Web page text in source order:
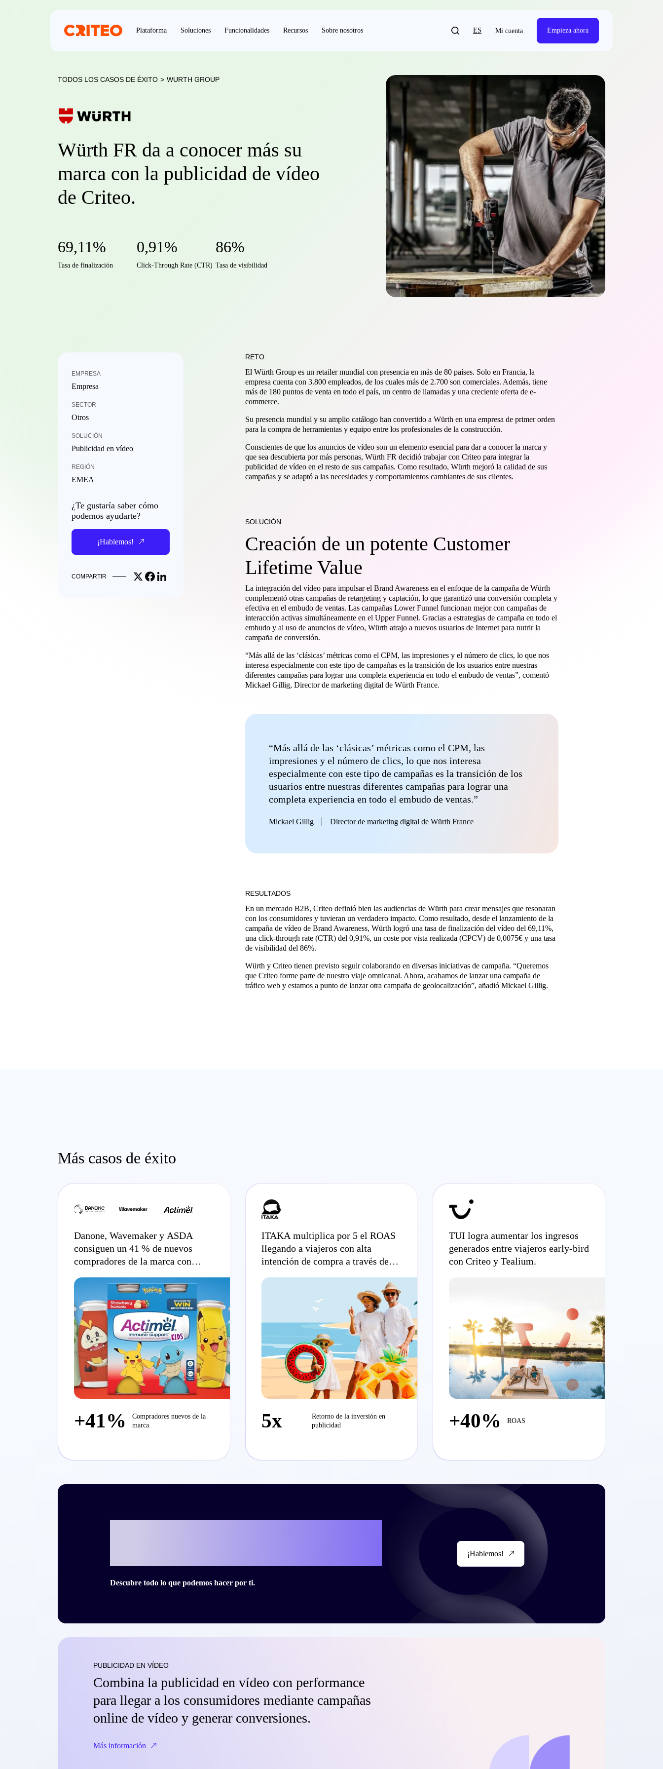
Plataforma Soluciones Funcionalidades Recursos Sobre nosotros ES Mi cuenta Empieza ahora
TODOS LOS CASOS DE ÉXITO > WURTH GROUP
Würth FR da a conocer más su
marca con la publicidad de vídeo
de Criteo.
69,11%
Tasa de finalización
0,91%
Click-Through Rate (CTR)
86%
Tasa de visibilidad
EMPRESA
Empresa
SECTOR
Otros
SOLUCIÓN
Publicidad en vídeo
REGIÓN
EMEA
¿Te gustaría saber cómo
podemos ayudarte?
¡Hablemos!
COMPARTIR Share on X
Share on Facebook
Share on LinkedIn
RETO
El Würth Group es un retailer mundial con presencia en más de 80 países. Solo en Francia, la
empresa cuenta con 3.800 empleados, de los cuales más de 2.700 son comerciales. Además, tiene
más de 180 puntos de venta en todo el país, un centro de llamadas y una creciente oferta de e-
commerce.
Su presencia mundial y su amplio catálogo han convertido a Würth en una empresa de primer orden
para la compra de herramientas y equipo entre los profesionales de la construcción.
Conscientes de que los anuncios de vídeo son un elemento esencial para dar a conocer la marca y
que sea descubierta por más personas, Würth FR decidió trabajar con Criteo para integrar la
publicidad de vídeo en el resto de sus campañas. Como resultado, Würth mejoró la calidad de sus
campañas y se adaptó a las necesidades y comportamientos cambiantes de sus clientes.
SOLUCIÓN
Creación de un potente Customer
Lifetime Value
La integración del vídeo para impulsar el Brand Awareness en el enfoque de la campaña de Würth
complementó otras campañas de retargeting y captación, lo que garantizó una conversión completa y
efectiva en el embudo de ventas. Las campañas Lower Funnel funcionan mejor con campañas de
interacción activas simultáneamente en el Upper Funnel. Gracias a estrategias de campaña en todo el
embudo y al uso de anuncios de vídeo, Würth atrajo a nuevos usuarios de Internet para nutrir la
campaña de conversión.
“Más allá de las ‘clásicas’ métricas como el CPM, las impresiones y el número de clics, lo que nos
interesa especialmente con este tipo de campañas es la transición de los usuarios entre nuestras
diferentes campañas para lograr una completa experiencia en todo el embudo de ventas”, comentó
Mickael Gillig, Director de marketing digital de Würth France.
“Más allá de las ‘clásicas’ métricas como el CPM, las
impresiones y el número de clics, lo que nos interesa
especialmente con este tipo de campañas es la transición de los
usuarios entre nuestras diferentes campañas para lograr una
completa experiencia en todo el embudo de ventas.”
Mickael Gillig Director de marketing digital de Würth France
RESULTADOS
En un mercado B2B, Criteo definió bien las audiencias de Würth para crear mensajes que resonaran
con los consumidores y tuvieran un verdadero impacto. Como resultado, desde el lanzamiento de la
campaña de vídeo de Brand Awareness, Würth logró una tasa de finalización del vídeo del 69,11%,
una click-through rate (CTR) del 0,91%, un coste por vista realizada (CPCV) de 0,0075€ y una tasa
de visibilidad del 86%.
Würth y Criteo tienen previsto seguir colaborando en diversas iniciativas de campaña. “Queremos
que Criteo forme parte de nuestro viaje omnicanal. Ahora, acabamos de lanzar una campaña de
tráfico web y estamos a punto de lanzar otra campaña de geolocalización”, añadió Mickael Gillig.
Más casos de éxito
Danone, Wavemaker y ASDA
consiguen un 41 % de nuevos
compradores de la marca con
+41%
Compradores nuevos de la
marca
ITAKA multiplica por 5 el ROAS
llegando a viajeros con alta
intención de compra a través de
5x
Retorno de la inversión en
publicidad
TUI logra aumentar los ingresos
generados entre viajeros early-bird
con Criteo y Tealium.
+40% ROAS
Descubre todo lo que podemos hacer por ti.
¡Hablemos!
PUBLICIDAD EN VÍDEO
Combina la publicidad en vídeo con performance
para llegar a los consumidores mediante campañas
online de vídeo y generar conversiones.
Más información